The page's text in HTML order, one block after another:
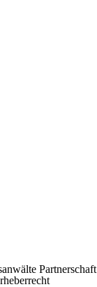
Partnerschaft